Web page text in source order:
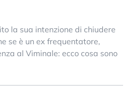
la sua intenzione di chiudere
se è un ex frequentatore,
al Viminale: ecco cosa sono